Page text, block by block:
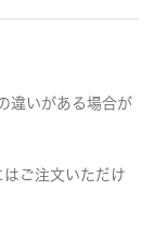
違いがある場合が
ご注文いただけ